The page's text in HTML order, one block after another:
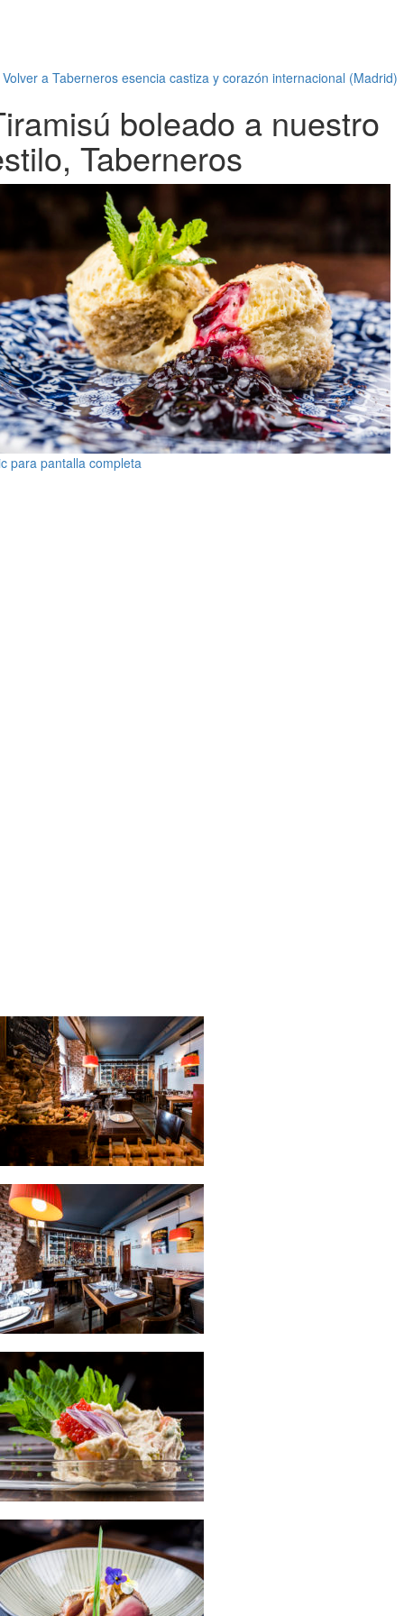
Volver a Taberneros esencia castiza y corazón internacional (Madrid)
boleado a nuestro
Taberneros
para pantalla completa